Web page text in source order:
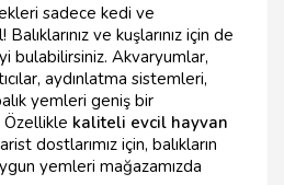
sadece kedi ve
ve kuşlarınız için de
bulabilirsiniz. Akvaryumlar,
aydınlatma sistemleri,
yemleri geniş bir
kaliteli evcil hayvan
dostlarımız için, balıkların
yemleri mağazamızda